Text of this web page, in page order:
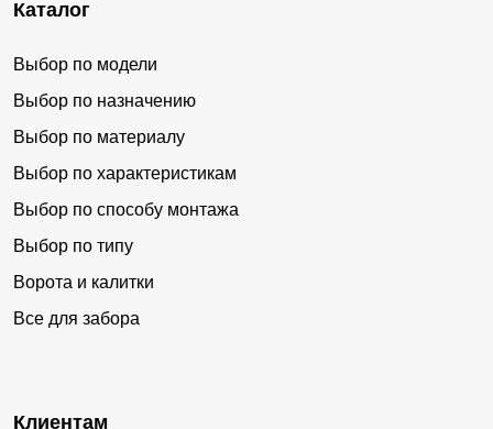
Каталог
Выбор по модели
Выбор по назначению
Выбор по материалу
Выбор по характеристикам
Выбор по способу монтажа
Выбор по типу
Ворота и калитки
Все для забора
Клиентам